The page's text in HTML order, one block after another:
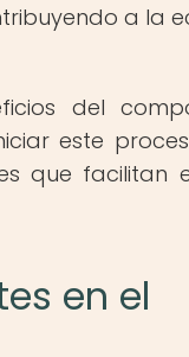
a la
del
este
que facilitan
en el